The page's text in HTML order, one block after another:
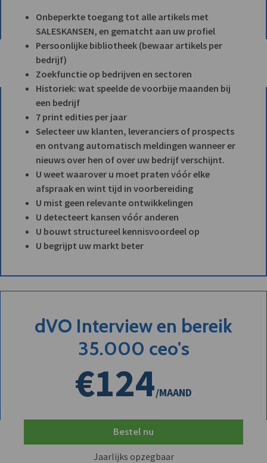
Onbeperkte toegang tot alle artikels met
SALESKANSEN, en gematcht aan uw profiel
Persoonlijke bibliotheek (bewaar artikels per
bedrijf)
Zoekfunctie op bedrijven en sectoren
Historiek: wat speelde de voorbije maanden bij
een bedrijf
7 print edities per jaar
Selecteer uw klanten, leveranciers of prospects
en ontvang automatisch meldingen wanneer er
nieuws over hen of over uw bedrijf verschijnt.
U weet waarover u moet praten vóór elke
afspraak en wint tijd in voorbereiding
U mist geen relevante ontwikkelingen
U detecteert kansen vóór anderen
U bouwt structureel kennisvoordeel op
U begrijpt uw markt beter
dVO Interview en bereik
35.000 ceo's
€124/MAAND
Bestel nu
Jaarlijks opzegbaar